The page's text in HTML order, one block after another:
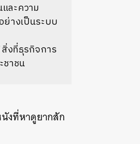
ละความ
างเป็นระบบ
งที่ธุรกิจการ
ชาชน
งที่หาดูยากสัก